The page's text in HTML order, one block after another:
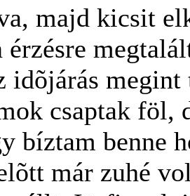
majd kicsit
érzésre
idõjárás megint
csaptak föl,
bíztam benne
már zuhé